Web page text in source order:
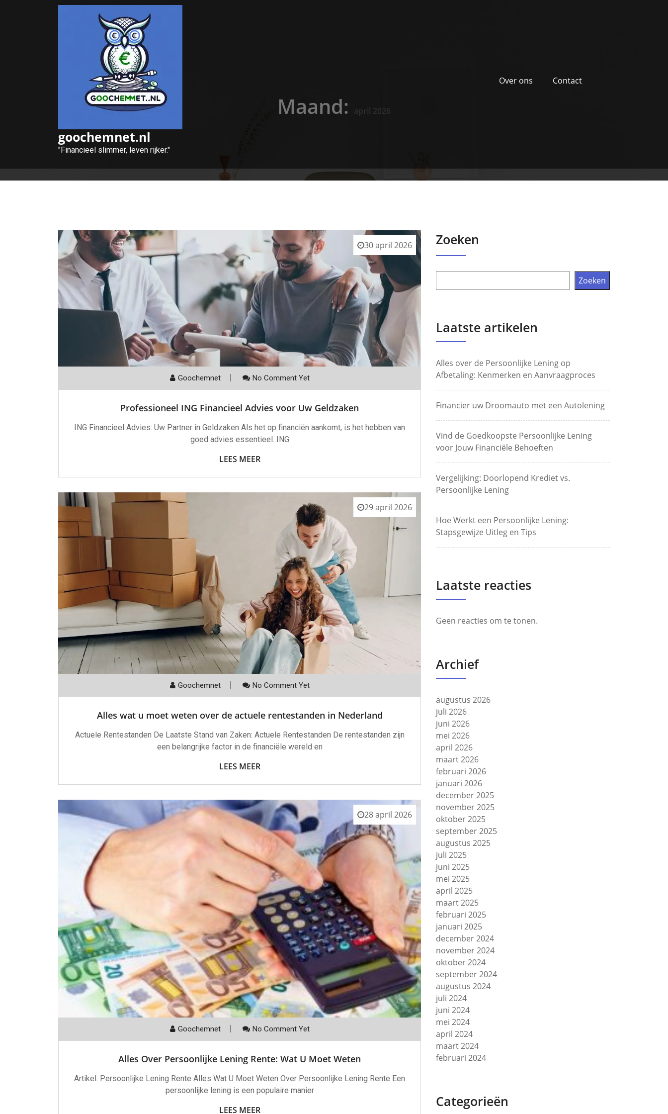
goochemnet.nl
"Financieel slimmer, leven rijker."
Over ons Contact
Maand: april 2026
30 april 2026
Goochemnet No Comment Yet
Professioneel ING Financieel Advies voor Uw Geldzaken
ING Financieel Advies: Uw Partner in Geldzaken Als het op financiën aankomt, is het hebben van
goed advies essentieel. ING
LEES MEER
29 april 2026
Goochemnet No Comment Yet
Alles wat u moet weten over de actuele rentestanden in Nederland
Actuele Rentestanden De Laatste Stand van Zaken: Actuele Rentestanden De rentestanden zijn
een belangrijke factor in de financiële wereld en
LEES MEER
28 april 2026
Goochemnet No Comment Yet
Alles Over Persoonlijke Lening Rente: Wat U Moet Weten
Artikel: Persoonlijke Lening Rente Alles Wat U Moet Weten Over Persoonlijke Lening Rente Een
persoonlijke lening is een populaire manier
LEES MEER
Zoeken
Zoeken
Laatste artikelen
Alles over de Persoonlijke Lening op
Afbetaling: Kenmerken en Aanvraagproces
Financier uw Droomauto met een Autolening
Vind de Goedkoopste Persoonlijke Lening
voor Jouw Financiële Behoeften
Vergelijking: Doorlopend Krediet vs.
Persoonlijke Lening
Hoe Werkt een Persoonlijke Lening:
Stapsgewijze Uitleg en Tips
Laatste reacties
Geen reacties om te tonen.
Archief
augustus 2026
juli 2026
juni 2026
mei 2026
april 2026
maart 2026
februari 2026
januari 2026
december 2025
november 2025
oktober 2025
september 2025
augustus 2025
juli 2025
juni 2025
mei 2025
april 2025
maart 2025
februari 2025
januari 2025
december 2024
november 2024
oktober 2024
september 2024
augustus 2024
juli 2024
juni 2024
mei 2024
april 2024
maart 2024
februari 2024
Categorieën